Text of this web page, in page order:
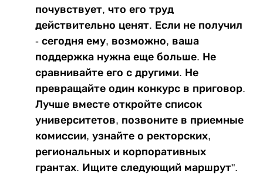
почувствует, что его труд
действительно ценят. Если не получил
- сегодня ему, возможно, ваша
поддержка нужна еще больше. Не
сравнивайте его с другими. Не
превращайте один конкурс в приговор.
Лучше вместе откройте список
университетов, позвоните в приемные
комиссии, узнайте о ректорских,
региональных и корпоративных
грантах. Ищите следующий маршрут".